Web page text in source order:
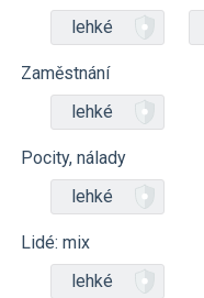
lehké
Zaměstnání
lehké
Pocity, nálady
lehké
Lidé: mix
lehké